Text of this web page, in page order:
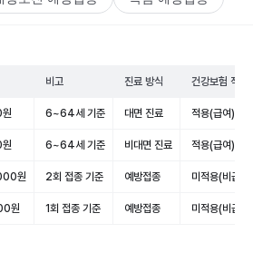
비고 진료 방식 건강보험 적용
6~64세 기준 대면 진료 적용(급여)
6~64세 기준 비대면 진료 적용(급여)
원 2회 접종 기준 예방접종 미적용(비급여)
원 1회 접종 기준 예방접종 미적용(비급여)